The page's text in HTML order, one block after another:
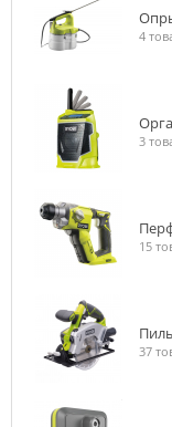
4
3
15
37